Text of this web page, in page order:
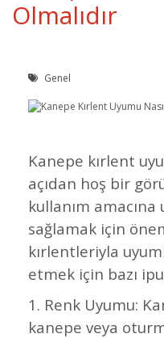
Olmalıdır
Genel
Kanepe kırlent
açıdan hoş bir
kullanım
sağlamak için
kırlentleriyla
etmek için bazı
1. Renk Uyumu:
kanepe veya